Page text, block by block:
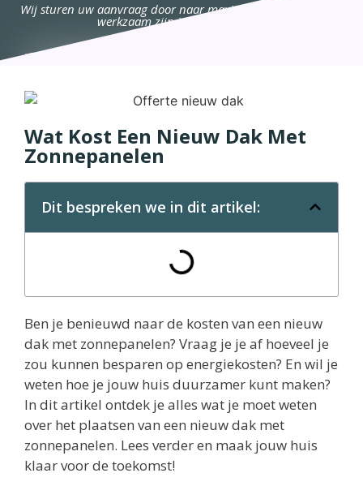
Wij sturen uw aanvraag door naar maximaal 4 bedrijven die
werkzaam zijn in uw omgeving.
Wat Kost Een Nieuw Dak Met
Zonnepanelen
Dit bespreken we in dit artikel:
Ben je benieuwd naar de kosten van een nieuw
dak met zonnepanelen? Vraag je je af hoeveel je
zou kunnen besparen op energiekosten? En wil je
weten hoe je jouw huis duurzamer kunt maken?
In dit artikel ontdek je alles wat je moet weten
over het plaatsen van een nieuw dak met
zonnepanelen. Lees verder en maak jouw huis
klaar voor de toekomst!